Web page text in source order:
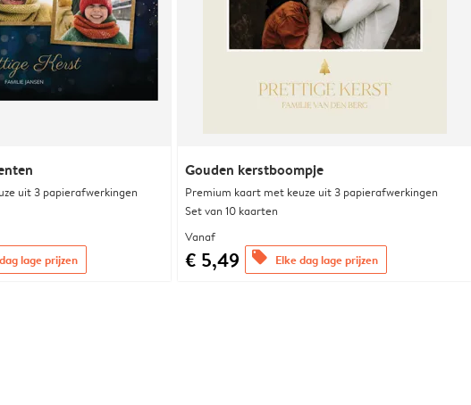
uit 3 papierafwerkingen
lage prijzen
Gouden kerstboompje
Premium kaart met keuze uit 3 papierafwerkingen
Set van 10 kaarten
Vanaf
€ 5,49 offers Elke dag lage prijzen